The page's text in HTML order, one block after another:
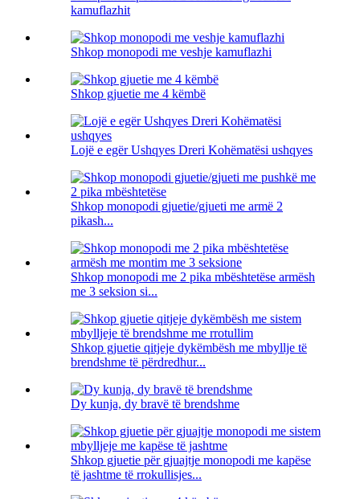
kamuflazhit
Shkop monopodi me veshje kamuflazhi
Shkop gjuetie me 4 këmbë
Lojë e egër Ushqyes Dreri Kohëmatësi ushqyes
Shkop monopodi gjuetie/gjueti me armë 2
pikash...
Shkop monopodi me 2 pika mbështetëse armësh
me 3 seksion si...
Shkop gjuetie qitjeje dykëmbësh me mbyllje të
brendshme të përdredhur...
Dy kunja, dy bravë të brendshme
Shkop gjuetie për gjuajtje monopodi me kapëse
të jashtme të rrokullisjes...